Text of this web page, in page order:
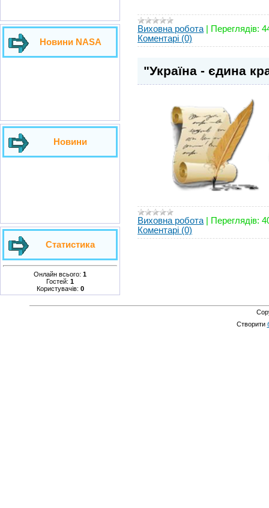
Новини NASA
Новини
Статистика
Онлайн всього: 1
Гостей: 1
Користувачів: 0
Виховна робота Переглядів:
Коментарі (0)
"Україна - єдина
Виховна робота Переглядів:
Коментарі (0)
Створити